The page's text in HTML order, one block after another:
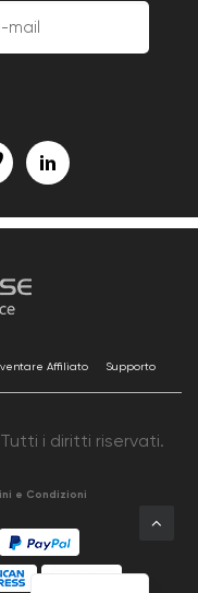
Affiliato Supporto
i diritti riservati.
e Condizioni